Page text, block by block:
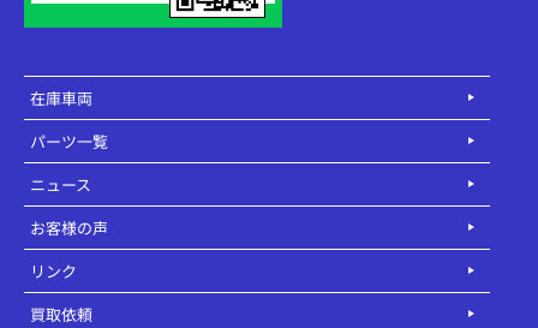
在庫車両
パーツ一覧
ニュース
お客様の声
リンク
買取依頼